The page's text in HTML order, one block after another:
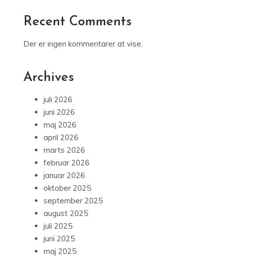
Recent Comments
Der er ingen kommentarer at vise.
Archives
juli 2026
juni 2026
maj 2026
april 2026
marts 2026
februar 2026
januar 2026
oktober 2025
september 2025
august 2025
juli 2025
juni 2025
maj 2025